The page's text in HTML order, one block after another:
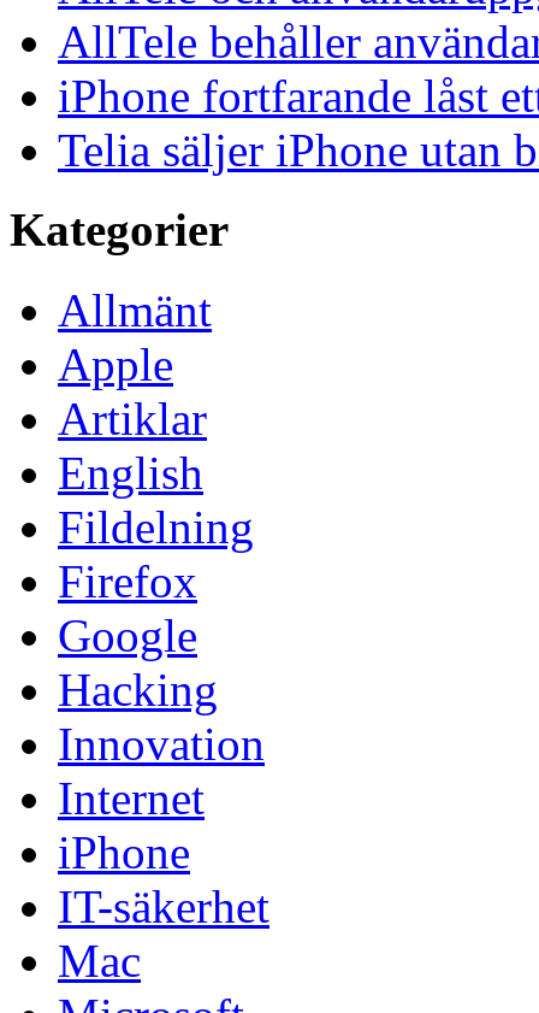
AllTele behåller
iPhone fortfarande låst
Telia säljer iPhone utan
Kategorier
Allmänt
Apple
Artiklar
English
Fildelning
Firefox
Google
Hacking
Innovation
Internet
iPhone
IT-säkerhet
Mac